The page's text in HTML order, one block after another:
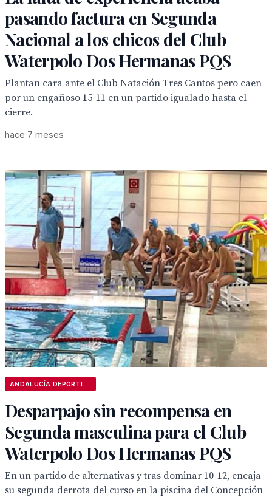
pasando factura en Segunda
Nacional a los chicos del Club
Waterpolo Dos Hermanas PQS
Plantan cara ante el Club Natación Tres Cantos pero caen
por un engañoso 15-11 en un partido igualado hasta el
cierre.
hace 7 meses
Desparpajo sin recompensa en
Segunda masculina para el Club
Waterpolo Dos Hermanas PQS
En un partido de alternativas y tras dominar 10-12, encaja
su segunda derrota del curso en la piscina del Concepción